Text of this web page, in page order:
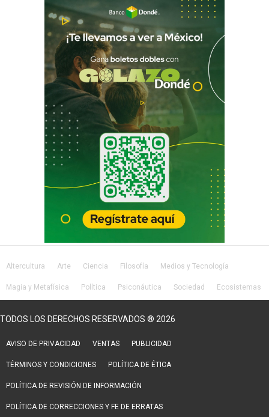
Altercultura Arte Ciencia Filosofía Medios y Tecnología
Magia y Metafísica Política Psiconáutica Sociedad Ecosistemas
TODOS LOS DERECHOS RESERVADOS ® 2026
AVISO DE PRIVACIDAD VENTAS PUBLICIDAD
TÉRMINOS Y CONDICIONES POLÍTICA DE ÉTICA
POLÍTICA DE REVISIÓN DE INFORMACIÓN
POLÍTICA DE CORRECCIONES Y FE DE ERRATAS